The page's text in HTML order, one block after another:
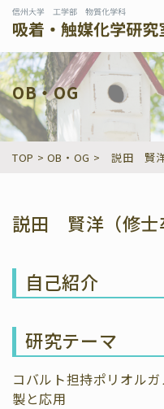
OB・OG
TOP > OB・OG > 説田 賢
説田 賢洋（修士
自己紹介
研究テーマ
コバルト担持ポリオル
製と応用